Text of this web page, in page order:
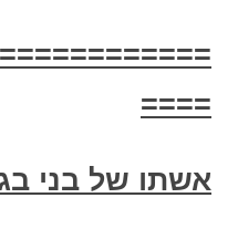
====
אשתו של בני